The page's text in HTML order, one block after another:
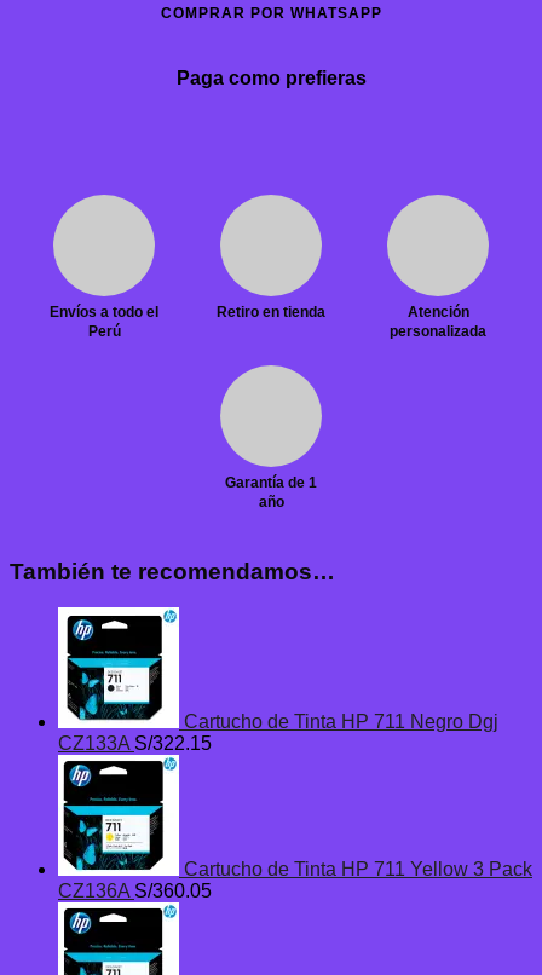
COMPRAR POR WHATSAPP
Paga como prefieras
Envíos a todo el
Perú
Retiro en tienda
Atención
personalizada
Garantía de 1
año
También te recomendamos…
Cartucho de Tinta HP 711 Negro Dgj
CZ133A S/322.15
Cartucho de Tinta HP 711 Yellow 3 Pack
CZ136A S/360.05